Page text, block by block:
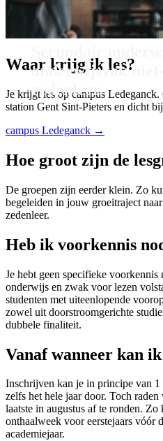
onderwijsvak niet-
zedenleer.
Waar krijg ik les?
Je krijgt les op campus
station Gent Sint-Pieters en dicht
campus Ledeganck →
Hoe groot zijn de
De groepen zijn eerder klein. Zo
begeleiden in jouw groeitraject
zedenleer.
Heb ik voorkennis
Je hebt geen specifieke
onderwijs en zwak voor lezen
studenten met uiteenlopende
zowel uit doorstroomgerichte
dubbele finaliteit.
Vanaf wanneer kan
Inschrijven kan je in principe van
zelfs het hele jaar door. Toch
laatste in augustus af te ronden. Zo
onthaalweek voor eerstejaars vóór
academiejaar.